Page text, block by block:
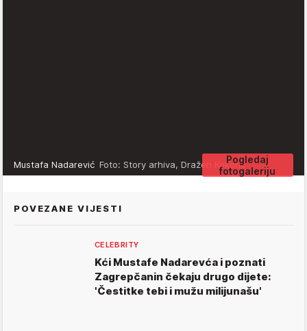
Pogledaj
fotogaleriju
Mustafa Nadarević Foto: Story arhiva, Dražen Kokorić
POVEZANE VIJESTI
CELEBRITY
Kći Mustafe Nadarevća i poznati
Zagrepčanin čekaju drugo dijete:
'Čestitke tebi i mužu milijunašu'